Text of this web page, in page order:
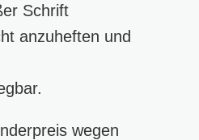
Schrift
anzuheften und
wegen